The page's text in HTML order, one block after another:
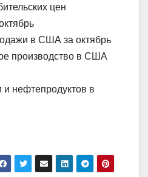
цен
в США за октябрь
производство в США
нефтепродуктов в